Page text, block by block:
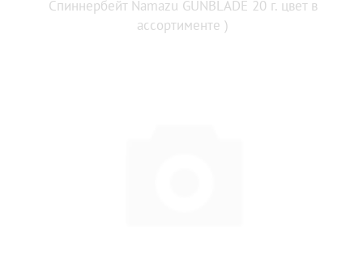
Спиннербейт Namazu GUNBLADE 20 г. цвет в
ассортименте )